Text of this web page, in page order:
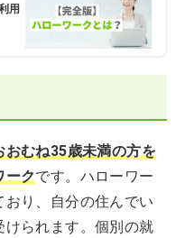
用
むね35歳未満の方を
ークです。ハローワー
り、自分の住んでい
けられます。個別の就